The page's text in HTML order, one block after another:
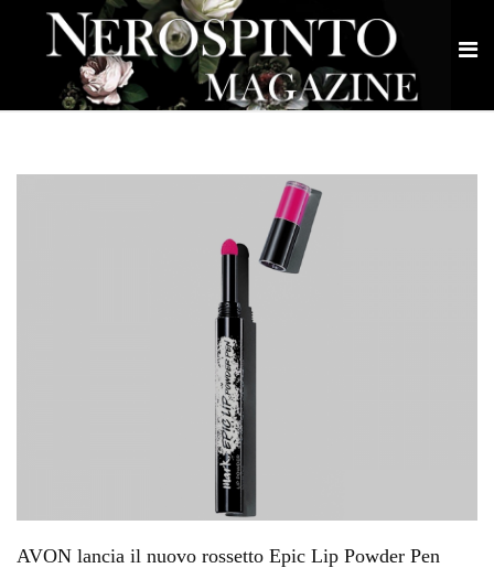
AVON lancia il nuovo rossetto Epic Lip Powder Pen